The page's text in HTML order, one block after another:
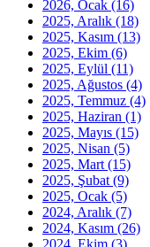
2026, Ocak (16)
2025, Aralık (18)
2025, Kasım (13)
2025, Ekim (6)
2025, Eylül (11)
2025, Ağustos (4)
2025, Temmuz (4)
2025, Haziran (1)
2025, Mayıs (15)
2025, Nisan (5)
2025, Mart (15)
2025, Şubat (9)
2025, Ocak (5)
2024, Aralık (7)
2024, Kasım (26)